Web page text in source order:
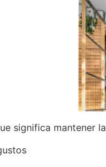
significa mantener la